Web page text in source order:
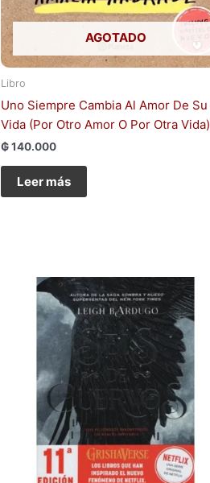
AGOTADO
Libro
Uno Siempre Cambia Al Amor De Su
Vida (Por Otro Amor O Por Otra Vida)
₲140.000
Leer más